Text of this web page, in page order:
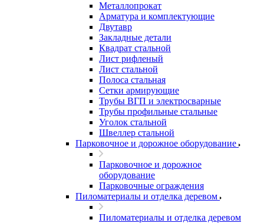
Металлопрокат
Арматура и комплектующие
Двутавр
Закладные детали
Квадрат стальной
Лист рифленый
Лист стальной
Полоса стальная
Сетки армирующие
Трубы ВГП и электросварные
Трубы профильные стальные
Уголок стальной
Швеллер стальной
Парковочное и дорожное оборудование
Парковочное и дорожное
оборудование
Парковочные ограждения
Пиломатериалы и отделка деревом
Пиломатериалы и отделка деревом